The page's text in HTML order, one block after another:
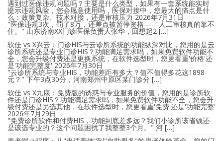
遇到过医保违规问题吗？主要是什么类型，如果有一套系统能实时
提示违规风险，您会愿意使用吗，医保对接中，您最大的痛点是什
么：政策复杂、技术对接，还是审核压力 2026年7月31日
"医保违规3次，罚了8万，还差点被暂停资格——人工审核真的靠不
住。" 山东济南XX门诊医保负责人张华，回想起2 […]
软佳 vs X兴云：门诊HIS与云诊所系统的功能纵深对比，您用的是云
诊所系统还是专业门诊HIS？功能满足需求吗，如果免费软件功能不
全，您会升级付费还是更换系统，在软件选型时，您更看重'价格'还
是'功能完整度' 2026年7月30日
"云诊所系统与专业HIS，功能差距有多大？值不值得多花这1898
元？" 下午3点30分，河南郑州中原区某门诊分 […]
软佳 vs X九康：免费版的诱惑与专业服务的价值，您用的是诊所软
件还是门诊HIS？功能满足需求吗，如果免费软件功能不全，您会升
级付费还是另选其他，在软件选型时，您更看重'免费'还是'功能完整'
2026年7月29日
"免费诊所软件和付费HIS，功能到底差多远？我们小诊所该省钱还
是该选专业的？这个问题困扰了我整整3个月。" 河 […]